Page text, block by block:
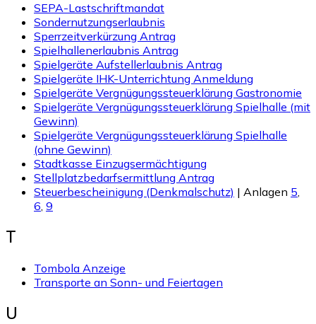
SEPA-Lastschriftmandat
Sondernutzungserlaubnis
Sperrzeitverkürzung Antrag
Spielhallenerlaubnis Antrag
Spielgeräte Aufstellerlaubnis Antrag
Spielgeräte IHK-Unterrichtung Anmeldung
Spielgeräte Vergnügungssteuerklärung Gastronomie
Spielgeräte Vergnügungssteuerklärung Spielhalle (mit
Gewinn)
Spielgeräte Vergnügungssteuerklärung Spielhalle
(ohne Gewinn)
Stadtkasse Einzugsermächtigung
Stellplatzbedarfsermittlung Antrag
Steuerbescheinigung (Denkmalschutz) | Anlagen 5,
6, 9
T
Tombola Anzeige
Transporte an Sonn- und Feiertagen
U